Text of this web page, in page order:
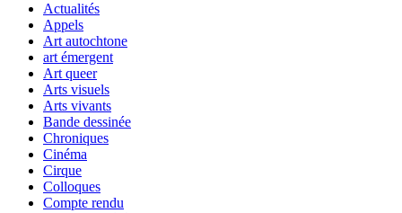
Actualités
Appels
Art autochtone
art émergent
Art queer
Arts visuels
Arts vivants
Bande dessinée
Chroniques
Cinéma
Cirque
Colloques
Compte rendu